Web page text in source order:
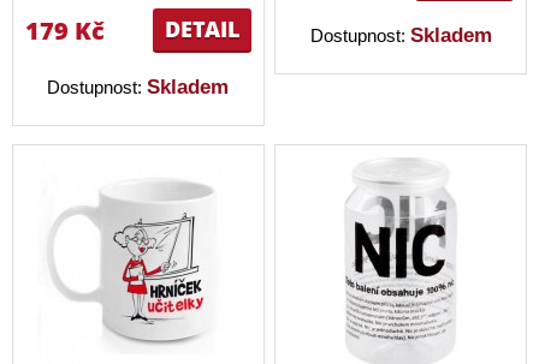
DETAIL
179 Kč
Dostupnost:Skladem
Dostupnost: Skladem